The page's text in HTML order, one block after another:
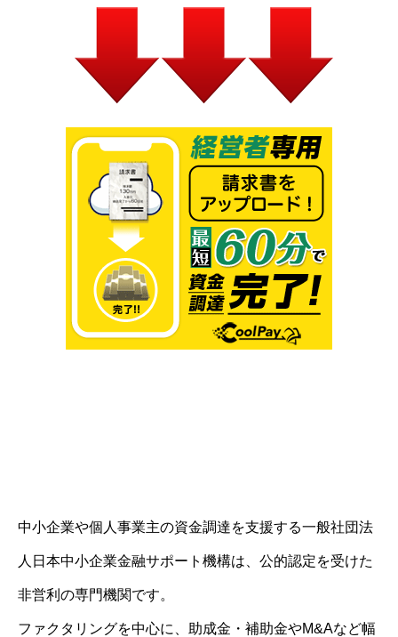
中小企業や個人事業主の資金調達を支援する一般社団法
人日本中小企業金融サポート機構は、公的認定を受けた
非営利の専門機関です。
ファクタリングを中心に、助成金・補助金やM&Aなど幅